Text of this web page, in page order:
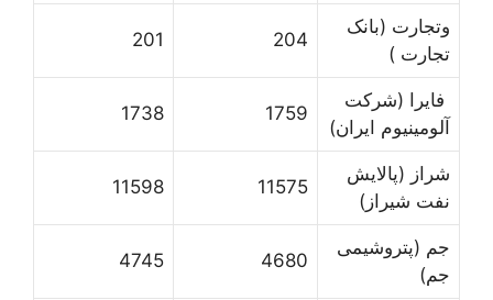
وتجارت (بانک
تجارت )
204
201
فایرا (شرکت
آلومینیوم ایران)
1759
1738
شراز (پالایش
نفت شیراز)
11575
11598
جم (پتروشیمی
جم)
4680
4745